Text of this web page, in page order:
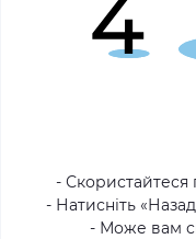
-
- Натисніть
- Може вам